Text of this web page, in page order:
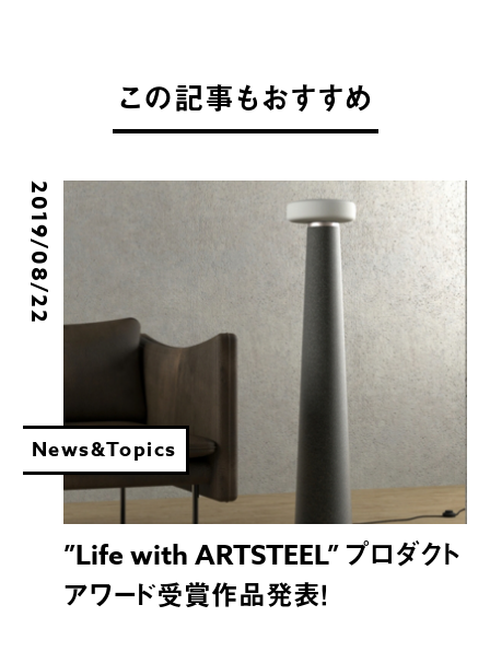
この記事もおすすめ
News&Topics
2019/08/22
”Life with ARTSTEEL” プロダクト
アワード受賞作品発表！